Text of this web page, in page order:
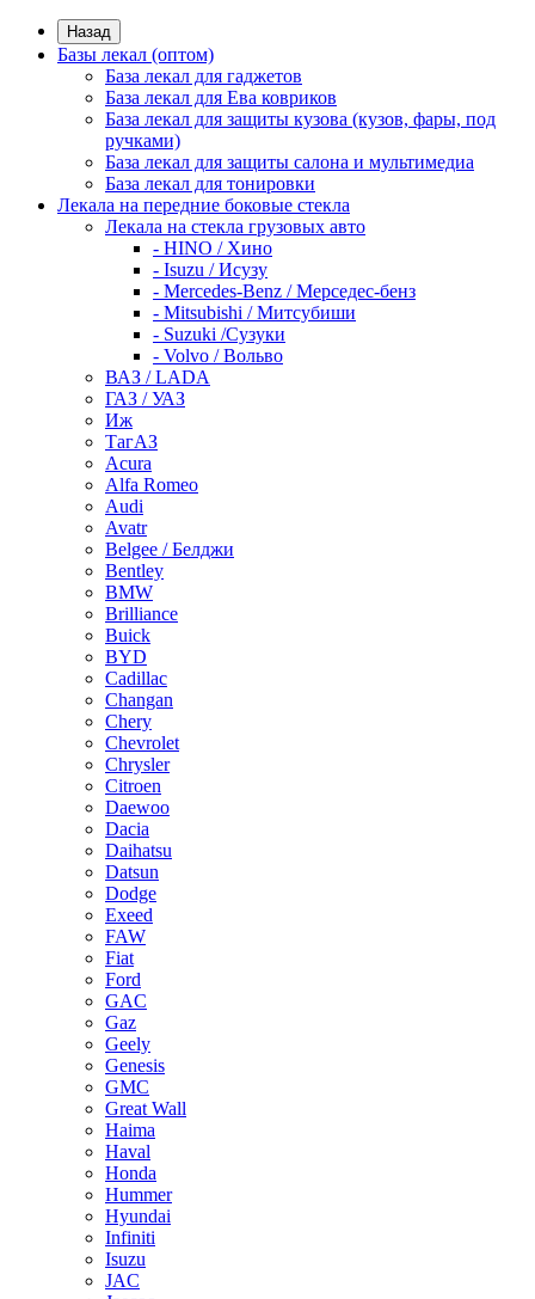
Назад
Базы лекал (оптом)
База лекал для гаджетов
База лекал для Ева ковриков
База лекал для защиты кузова (кузов, фары, под
ручками)
База лекал для защиты салона и мультимедиа
База лекал для тонировки
Лекала на передние боковые стекла
Лекала на стекла грузовых авто
- HINO / Хино
- Isuzu / Исузу
- Mercedes-Benz / Мерседес-бенз
- Mitsubishi / Митсубиши
- Suzuki /Сузуки
- Volvo / Вольво
ВАЗ / LADA
ГАЗ / УАЗ
Иж
ТагАЗ
Acura
Alfa Romeo
Audi
Avatr
Belgee / Белджи
Bentley
BMW
Brilliance
Buick
BYD
Cadillac
Changan
Chery
Chevrolet
Chrysler
Citroen
Daewoo
Dacia
Daihatsu
Datsun
Dodge
Exeed
FAW
Fiat
Ford
GAC
Gaz
Geely
Genesis
GMC
Great Wall
Haima
Haval
Honda
Hummer
Hyundai
Infiniti
Isuzu
JAC